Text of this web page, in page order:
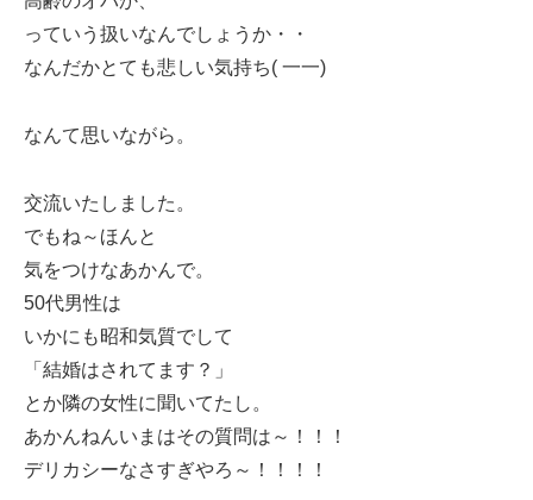
っていう扱いなんでしょうか・・
なんだかとても悲しい気持ち( 一一)
なんて思いながら。
交流いたしました。
でもね～ほんと
気をつけなあかんで。
50代男性は
いかにも昭和気質でして
「結婚はされてます？」
とか隣の女性に聞いてたし。
あかんねんいまはその質問は～！！！
デリカシーなさすぎやろ～！！！！